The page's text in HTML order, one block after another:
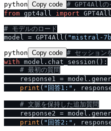
python Copy code # GPT4Allの
from gpt4all import GPT4All
# モデルのロード
model = GPT4All( "mistral-
python Copy code # セッション
with model.chat_session():
# 最初の質問
response1 =
print ( "回答1:" ,
# 文脈を保持した追加質問
response2 =
print ( "回答2:"